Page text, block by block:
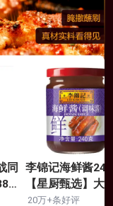
同
李锦记海鲜酱
【星厨甄选】大
荐 清甜提鲜 烹饪
20万+条好评